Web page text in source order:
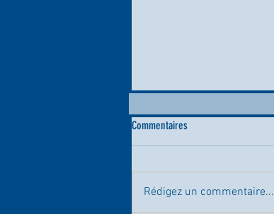
Commentaires
Rédigez un commentaire...